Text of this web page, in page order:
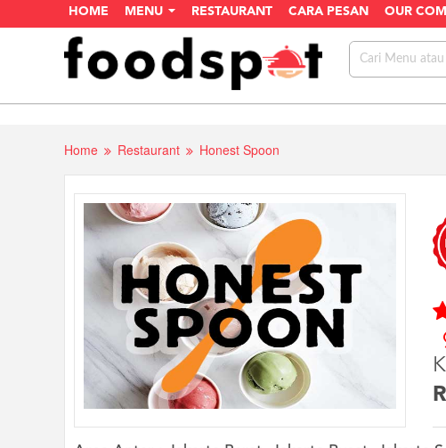
HOME MENU RESTAURANT CARA PESAN OUR
Home Restaurant Honest Spoon